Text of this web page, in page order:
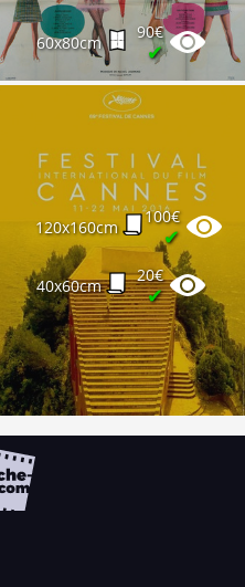
60x80cm
90€
✔
120x160cm
100€
✔
40x60cm
20€
✔